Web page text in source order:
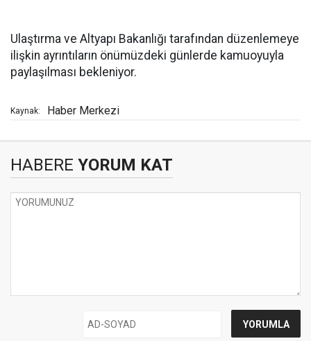
Ulaştırma ve Altyapı Bakanlığı tarafından düzenlemeye
ilişkin ayrıntıların önümüzdeki günlerde kamuoyuyla
paylaşılması bekleniyor.
Kaynak: Haber Merkezi
HABERE YORUM KAT